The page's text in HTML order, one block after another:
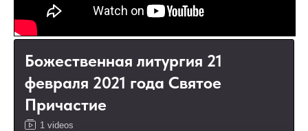
Божественная литургия 21
февраля 2021 года Святое
Причастие
1 videos